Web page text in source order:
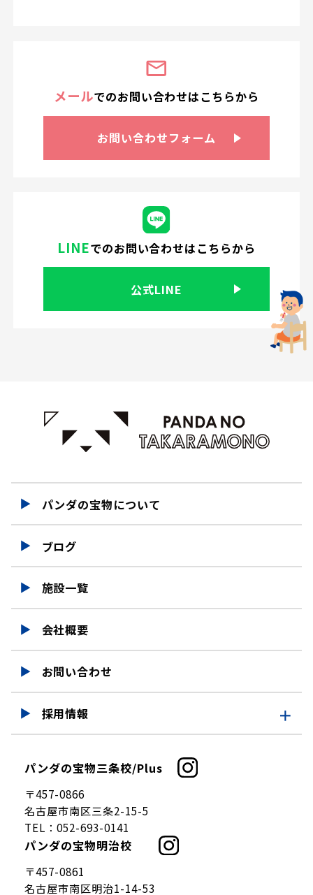
メールでのお問い合わせはこちらから
お問い合わせフォーム
LINEでのお問い合わせはこちらから
公式LINE
パンダの宝物について
ブログ
施設一覧
会社概要
お問い合わせ
採用情報
採用情報
仕事を知る
募集要項
パンダの宝物三条校/Plus
〒457-0866
名古屋市南区三条2-15-5
TEL： 052-693-0141
パンダの宝物明治校
〒457-0861
名古屋市南区明治1-14-53